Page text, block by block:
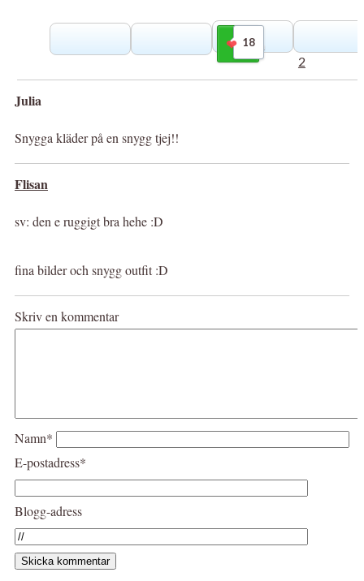
18
Gilla
2
Julia
Snygga kläder på en snygg tjej!!
Flisan
sv: den e ruggigt bra hehe :D
fina bilder och snygg outfit :D
Skriv en kommentar
Namn*
E-postadress*
Blogg-adress